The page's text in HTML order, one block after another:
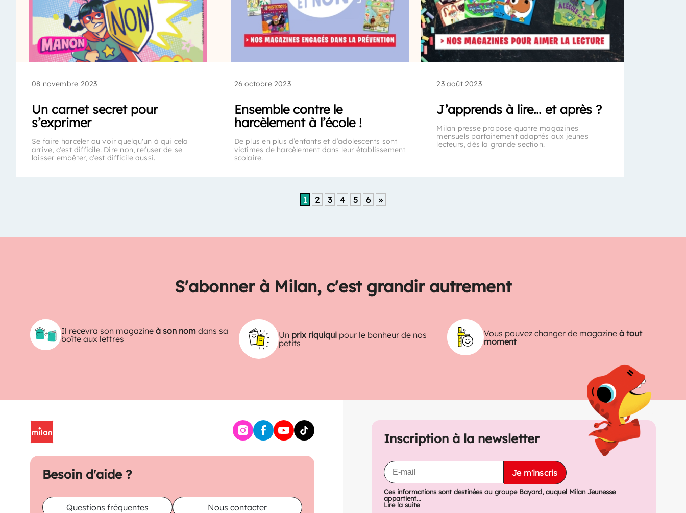
08 novembre 2023
Un carnet secret pour
s’exprimer
Se faire harceler ou voir quelqu'un à qui cela
arrive, c'est difficile. Dire non, refuser de se
laisser embêter, c'est difficile aussi.
26 octobre 2023
Ensemble contre le
harcèlement à l’école !
De plus en plus d’enfants et d’adolescents sont
victimes de harcèlement dans leur établissement
scolaire.
23 août 2023
J’apprends à lire… et après ?
Milan presse propose quatre magazines
mensuels parfaitement adaptés aux jeunes
lecteurs, dès la grande section.
1 2 3 4 5 6 »
S'abonner à Milan, c'est grandir autrement
Il recevra son magazineà son nom dans sa
boîte aux lettres
Un prix riquiqui pour le bonheur de nos
petits
Vous pouvez changer de magazine à tout
moment
Besoin d'aide ?
Questions fréquentes Nous contacter
Inscription à la newsletter
Je m'inscris
Ces informations sont destinées au groupe Bayard, auquel Milan Jeunesse
appartient...
Lire la suite